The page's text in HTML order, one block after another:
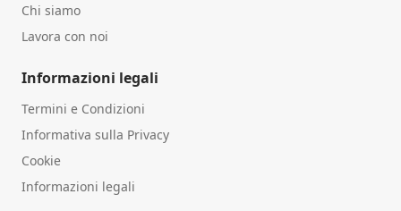
Chi siamo
Lavora con noi
Informazioni legali
Termini e Condizioni
Informativa sulla Privacy
Cookie
Informazioni legali